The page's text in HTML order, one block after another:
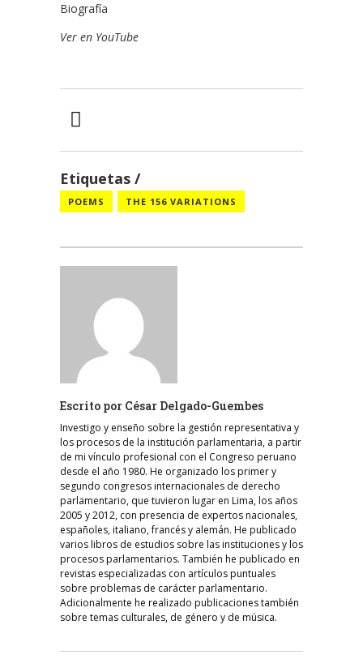
Biografía
Ver en YouTube
Etiquetas
POEMS THE 156 VARIATIONS
Escrito por César Delgado-Guembes
Investigo y enseño sobre la gestión representativa y
los procesos de la institución parlamentaria, a partir
de mi vínculo profesional con el Congreso peruano
desde el año 1980. He organizado los primer y
segundo congresos internacionales de derecho
parlamentario, que tuvieron lugar en Lima, los años
2005 y 2012, con presencia de expertos nacionales,
españoles, italiano, francés y alemán. He publicado
varios libros de estudios sobre las instituciones y los
procesos parlamentarios. También he publicado en
revistas especializadas con artículos puntuales
sobre problemas de carácter parlamentario.
Adicionalmente he realizado publicaciones también
sobre temas culturales, de género y de música.